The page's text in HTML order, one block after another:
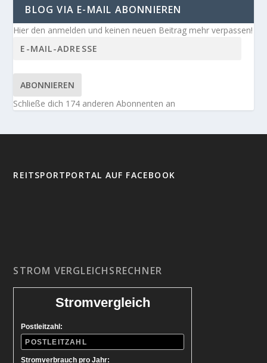
BLOG VIA E-MAIL ABONNIEREN
Hier den anmelden und keinen neuen Beitrag mehr verpassen!
ABONNIEREN
Schließe dich 174 anderen Abonnenten an
REITSPORTPORTAL AUF FACEBOOK
STROM VERGLEICHSRECHNER
Stromvergleich
Postleitzahl:
Stromverbrauch pro Jahr: